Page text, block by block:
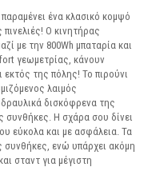
ένα κλασικό κομψό
Ο κινητήρας
με την 800Wh μπαταρία και
γεωμετρίας, κάνουν
εκτός της πόλης! Το πιρούνι
λαιμός
δισκόφρενα της
συνθήκες. Η σχάρα σου δίνει
εύκολα και με ασφάλεια. Τα
συνθήκες, ενώ υπάρχει ακόμη
σταντ για μέγιστη